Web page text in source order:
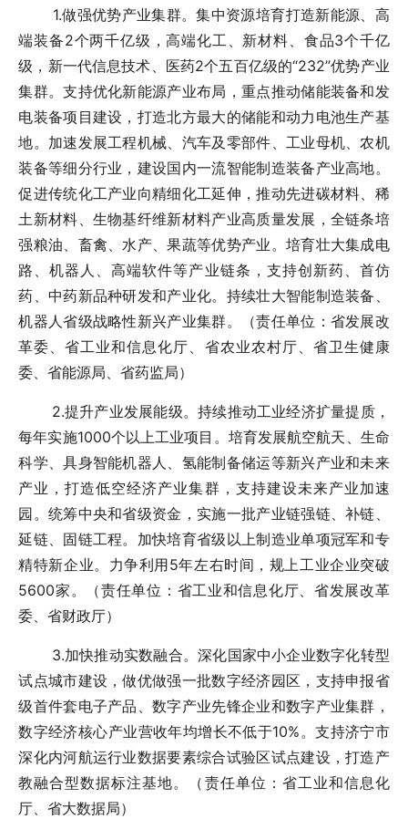
1.做强优势产业集群。集中资源培育打造新能源、高
端装备2个两千亿级，高端化工、新材料、食品3个千亿
级，新一代信息技术、医药2个五百亿级的“232”优势产业
集群。支持优化新能源产业布局，重点推动储能装备和发
电装备项目建设，打造北方最大的储能和动力电池生产基
地。加速发展工程机械、汽车及零部件、工业母机、农机
装备等细分行业，建设国内一流智能制造装备产业高地。
促进传统化工产业向精细化工延伸，推动先进碳材料、稀
土新材料、生物基纤维新材料产业高质量发展，全链条培
强粮油、畜禽、水产、果蔬等优势产业。培育壮大集成电
路、机器人、高端软件等产业链条，支持创新药、首仿
药、中药新品种研发和产业化。持续壮大智能制造装备、
机器人省级战略性新兴产业集群。（责任单位：省发展改
革委、省工业和信息化厅、省农业农村厅、省卫生健康
委、省能源局、省药监局）
2.提升产业发展能级。持续推动工业经济扩量提质，
每年实施1000个以上工业项目。培育发展航空航天、生命
科学、具身智能机器人、氢能制备储运等新兴产业和未来
产业，打造低空经济产业集群，支持建设未来产业加速
园。统筹中央和省级资金，实施一批产业链强链、补链、
延链、固链工程。加快培育省级以上制造业单项冠军和专
精特新企业。力争利用5年左右时间，规上工业企业突破
5600家。（责任单位：省工业和信息化厅、省发展改革
委、省财政厅）
3.加快推动实数融合。深化国家中小企业数字化转型
试点城市建设，做优做强一批数字经济园区，支持申报省
级首件套电子产品、数字产业先锋企业和数字产业集群，
数字经济核心产业营收年均增长不低于10%。支持济宁市
深化内河航运行业数据要素综合试验区试点建设，打造产
教融合型数据标注基地。（责任单位：省工业和信息化
厅、省大数据局）